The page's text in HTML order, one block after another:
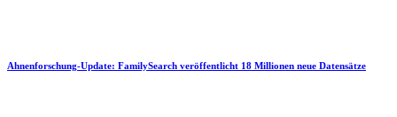
Ahnenforschung-Update: FamilySearch veröffentlicht 18 Millionen neue Datensätze